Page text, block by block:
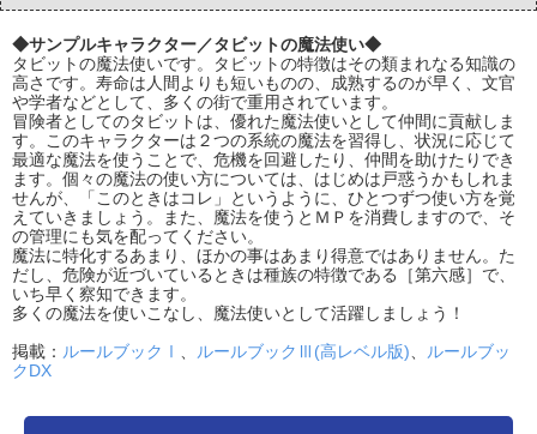
◆サンプルキャラクター／タビットの魔法使い◆
タビットの魔法使いです。タビットの特徴はその類まれなる知識の
高さです。寿命は人間よりも短いものの、成熟するのが早く、文官
や学者などとして、多くの街で重用されています。
冒険者としてのタビットは、優れた魔法使いとして仲間に貢献しま
す。このキャラクターは２つの系統の魔法を習得し、状況に応じて
最適な魔法を使うことで、危機を回避したり、仲間を助けたりでき
ます。個々の魔法の使い方については、はじめは戸惑うかもしれま
せんが、「このときはコレ」というように、ひとつずつ使い方を覚
えていきましょう。また、魔法を使うとＭＰを消費しますので、そ
の管理にも気を配ってください。
魔法に特化するあまり、ほかの事はあまり得意ではありません。た
だし、危険が近づいているときは種族の特徴である［第六感］で、
いち早く察知できます。
多くの魔法を使いこなし、魔法使いとして活躍しましょう！
掲載： ルールブックⅠ 、 ルールブックⅢ(高レベル版)、 ルールブッ
クDX